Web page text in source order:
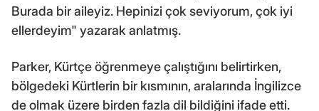
Burada bir aileyiz. Hepinizi çok seviyorum, çok iyi
ellerdeyim" yazarak anlatmış.
Parker, Kürtçe öğrenmeye çalıştığını belirtirken,
bölgedeki Kürtlerin bir kısmının, aralarında İngilizce
de olmak üzere birden fazla dil bildiğini ifade etti.